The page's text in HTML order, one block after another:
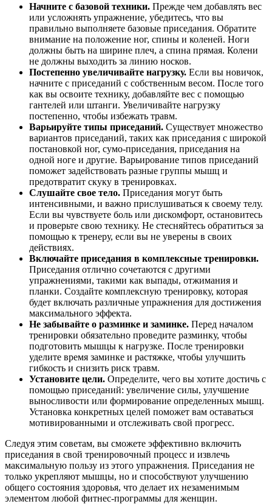
Начните с базовой техники. Прежде чем добавлять вес
или усложнять упражнение, убедитесь, что вы
правильно выполняете базовые приседания. Обратите
внимание на положение ног, спины и коленей. Ноги
должны быть на ширине плеч, а спина прямая. Колени
не должны выходить за линию носков.
Постепенно увеличивайте нагрузку. Если вы новичок,
начните с приседаний с собственным весом. После того
как вы освоите технику, добавляйте вес с помощью
гантелей или штанги. Увеличивайте нагрузку
постепенно, чтобы избежать травм.
Варьируйте типы приседаний. Существует множество
вариантов приседаний, таких как приседания с широкой
постановкой ног, сумо-приседания, приседания на
одной ноге и другие. Варьирование типов приседаний
поможет задействовать разные группы мышц и
предотвратит скуку в тренировках.
Слушайте свое тело. Приседания могут быть
интенсивными, и важно прислушиваться к своему телу.
Если вы чувствуете боль или дискомфорт, остановитесь
и проверьте свою технику. Не стесняйтесь обратиться за
помощью к тренеру, если вы не уверены в своих
действиях.
Включайте приседания в комплексные тренировки.
Приседания отлично сочетаются с другими
упражнениями, такими как выпады, отжимания и
планки. Создайте комплексную тренировку, которая
будет включать различные упражнения для достижения
максимального эффекта.
Не забывайте о разминке и заминке. Перед началом
тренировки обязательно проведите разминку, чтобы
подготовить мышцы к нагрузке. После тренировки
уделите время заминке и растяжке, чтобы улучшить
гибкость и снизить риск травм.
Установите цели. Определите, чего вы хотите достичь с
помощью приседаний: увеличение силы, улучшение
выносливости или формирование определенных мышц.
Установка конкретных целей поможет вам оставаться
мотивированными и отслеживать свой прогресс.
Следуя этим советам, вы сможете эффективно включить
приседания в свой тренировочный процесс и извлечь
максимальную пользу из этого упражнения. Приседания не
только укрепляют мышцы, но и способствуют улучшению
общего состояния здоровья, что делает их незаменимым
элементом любой фитнес-программы для женщин.